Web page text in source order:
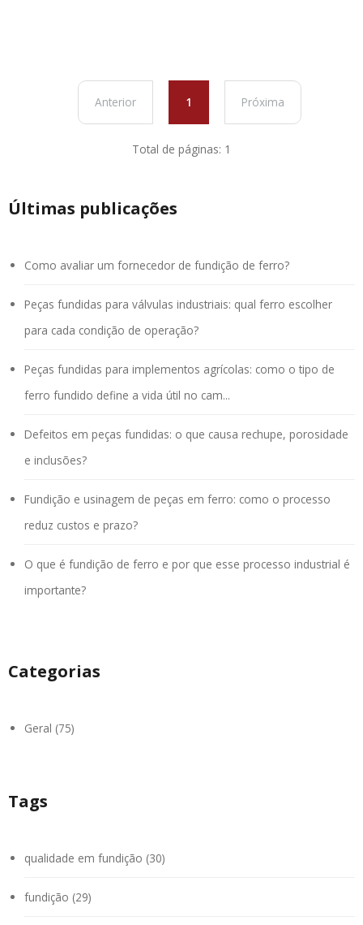
Anterior 1 Próxima
Total de páginas: 1
Últimas publicações
Como avaliar um fornecedor de fundição de ferro?
Peças fundidas para válvulas industriais: qual ferro escolher
para cada condição de operação?
Peças fundidas para implementos agrícolas: como o tipo de
ferro fundido define a vida útil no cam...
Defeitos em peças fundidas: o que causa rechupe, porosidade
e inclusões?
Fundição e usinagem de peças em ferro: como o processo
reduz custos e prazo?
O que é fundição de ferro e por que esse processo industrial é
importante?
Categorias
Geral (75)
Tags
qualidade em fundição (30)
fundição (29)